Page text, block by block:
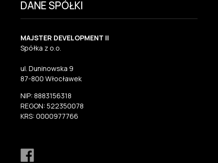
DANE SPÓŁKI
MAJSTER DEVELOPMENT II
Spółka z o.o.
ul. Duninowska 9
87-800 Włocławek
NIP: 8883156318
REGON: 522350078
KRS: 0000977766